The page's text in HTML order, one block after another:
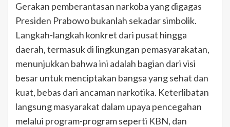
Gerakan pemberantasan narkoba yang digagas
Presiden Prabowo bukanlah sekadar simbolik.
Langkah-langkah konkret dari pusat hingga
daerah, termasuk di lingkungan pemasyarakatan,
menunjukkan bahwa ini adalah bagian dari visi
besar untuk menciptakan bangsa yang sehat dan
kuat, bebas dari ancaman narkotika. Keterlibatan
langsung masyarakat dalam upaya pencegahan
melalui program-program seperti KBN, dan